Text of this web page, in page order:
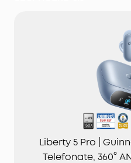
Liberty 5 Pro |
Telefonate, 360°